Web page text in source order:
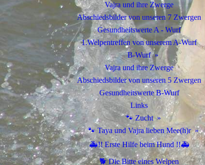
Vajra und ihre Zwerge
Abschiedsbilder von unseren 7 Zwergen
Gesundheitswerte A - Wurf
1.Welpentreffen von unserem A-Wurf
B-Wurf
Vajra und ihre Zwerge
Abschiedsbilder von unseren 5 Zwergen
Gesundheitswerte B-Wurf
Links
🐾 Zucht
🐾 Taya und Vajra lieben Mee(h)r
🚑!! Erste Hilfe beim Hund !!🚑
🐕 Die Bitte eines Welpen